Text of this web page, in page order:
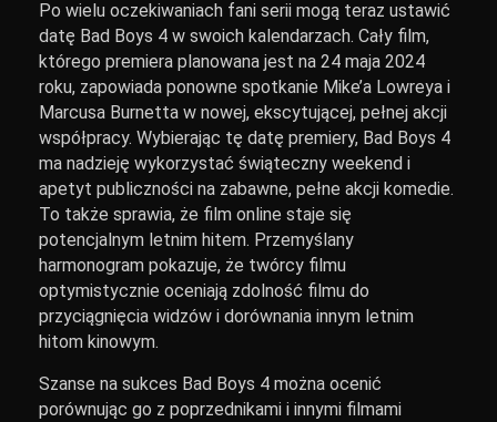
Po wielu oczekiwaniach fani serii mogą teraz ustawić
datę Bad Boys 4 w swoich kalendarzach. Cały film,
którego premiera planowana jest na 24 maja 2024
roku, zapowiada ponowne spotkanie Mike’a Lowreya i
Marcusa Burnetta w nowej, ekscytującej, pełnej akcji
współpracy. Wybierając tę datę premiery, Bad Boys 4
ma nadzieję wykorzystać świąteczny weekend i
apetyt publiczności na zabawne, pełne akcji komedie.
To także sprawia, że film online staje się
potencjalnym letnim hitem. Przemyślany
harmonogram pokazuje, że twórcy filmu
optymistycznie oceniają zdolność filmu do
przyciągnięcia widzów i dorównania innym letnim
hitom kinowym.
Szanse na sukces Bad Boys 4 można ocenić
porównując go z poprzednikami i innymi filmami